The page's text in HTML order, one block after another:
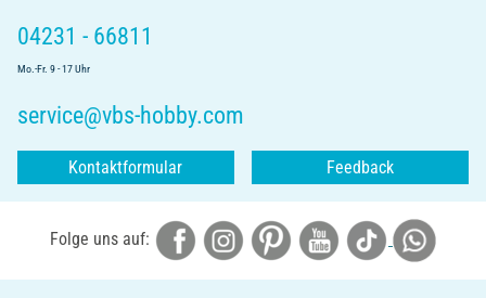
04231 - 66811
Mo.-Fr. 9 - 17 Uhr
service@vbs-hobby.com
Kontaktformular Feedback
Folge uns auf: